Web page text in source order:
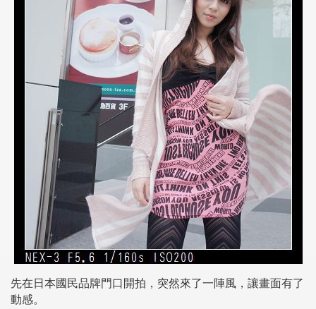
先在日本國民品牌門口開拍，突然來了一陣風，讓畫面有了
動感。